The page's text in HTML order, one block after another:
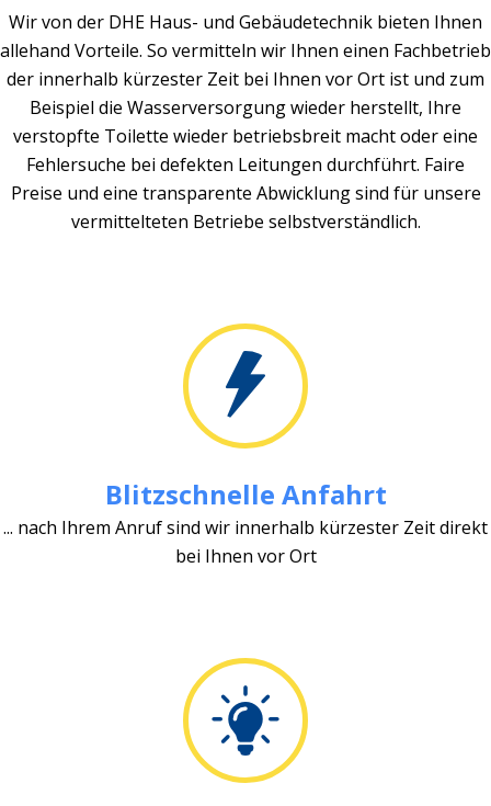
Wir von der DHE Haus- und Gebäudetechnik bieten Ihnen
allehand Vorteile. So vermitteln wir Ihnen einen Fachbetrieb
der innerhalb kürzester Zeit bei Ihnen vor Ort ist und zum
Beispiel die Wasserversorgung wieder herstellt, Ihre
verstopfte Toilette wieder betriebsbreit macht oder eine
Fehlersuche bei defekten Leitungen durchführt. Faire
Preise und eine transparente Abwicklung sind für unsere
vermittelteten Betriebe selbstverständlich.
Blitzschnelle Anfahrt
... nach Ihrem Anruf sind wir innerhalb kürzester Zeit direkt
bei Ihnen vor Ort